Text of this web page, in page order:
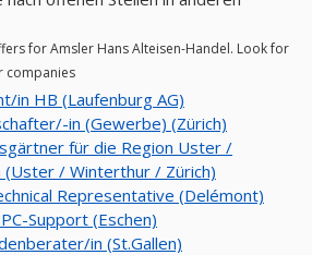
for Amsler Hans Alteisen-Handel. Look for
companies
in HB (Laufenburg AG)
in (Gewerbe) (Zürich)
für die Region Uster /
(Uster / Winterthur / Zürich)
Representative (Delémont)
Support (Eschen)
in (St.Gallen)